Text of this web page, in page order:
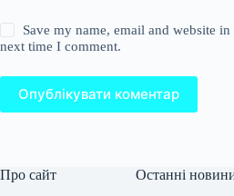
Save my name, email and website
next time I comment.
Опублікувати коментар
Про сайт Останні